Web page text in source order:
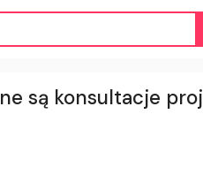
są konsultacje